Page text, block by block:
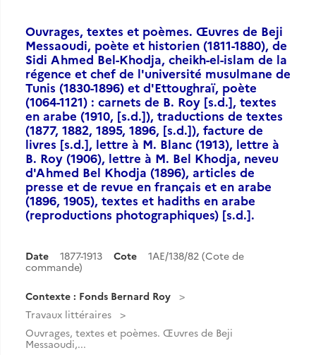
Ouvrages, textes et poèmes. Œuvres de Beji
Messaoudi, poète et historien (1811-1880), de
Sidi Ahmed Bel-Khodja, cheikh-el-islam de la
régence et chef de l'université musulmane de
Tunis (1830-1896) et d'Ettoughraï, poète
(1064-1121) : carnets de B. Roy [s.d.], textes
en arabe (1910, [s.d.]), traductions de textes
(1877, 1882, 1895, 1896, [s.d.]), facture de
livres [s.d.], lettre à M. Blanc (1913), lettre à
B. Roy (1906), lettre à M. Bel Khodja, neveu
d'Ahmed Bel Khodja (1896), articles de
presse et de revue en français et en arabe
(1896, 1905), textes et hadiths en arabe
(reproductions photographiques) [s.d.].
Date 1877-1913 Cote
1AE/138/82 (Cote de
commande)
Contexte : Fonds Bernard Roy
Travaux littéraires
Ouvrages, textes et poèmes. Œuvres de Beji
Messaoudi,...